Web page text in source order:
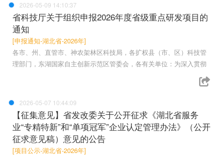
2026-05-09 14:10:37
省科技厅关于组织申报2026年度省级重点研发项目的
通知
[申报通知-湖北省-2026年]
各市、州、直管市、神农架林区科技局，各扩权县（市、区）科技管
理部门，东湖国家自主创新示范区管委会，各有关单位：为深入贯彻
2026-05-07 10:44:09
【征集意见】省发改委关于公开征求《湖北省服务
业“专精特新”和“单项冠军”企业认定管理办法》（公开
征求意见稿）意见的公告
[项目公示-湖北省-2026年]